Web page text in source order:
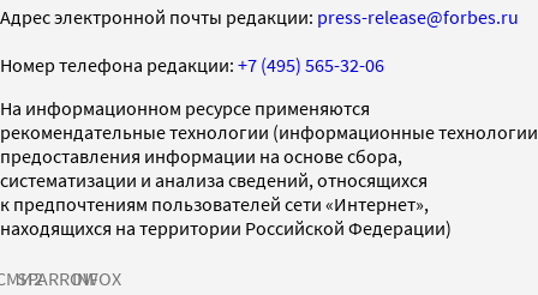
Адрес электронной почты редакции: press-release@forbes.ru
Номер телефона редакции: +7 (495) 565-32-06
На информационном ресурсе применяются
рекомендательные технологии (информационные технологии
предоставления информации на основе сбора,
систематизации и анализа сведений, относящихся
к предпочтениям пользователей сети «Интернет»,
находящихся на территории Российской Федерации)
SPARROWINFOX